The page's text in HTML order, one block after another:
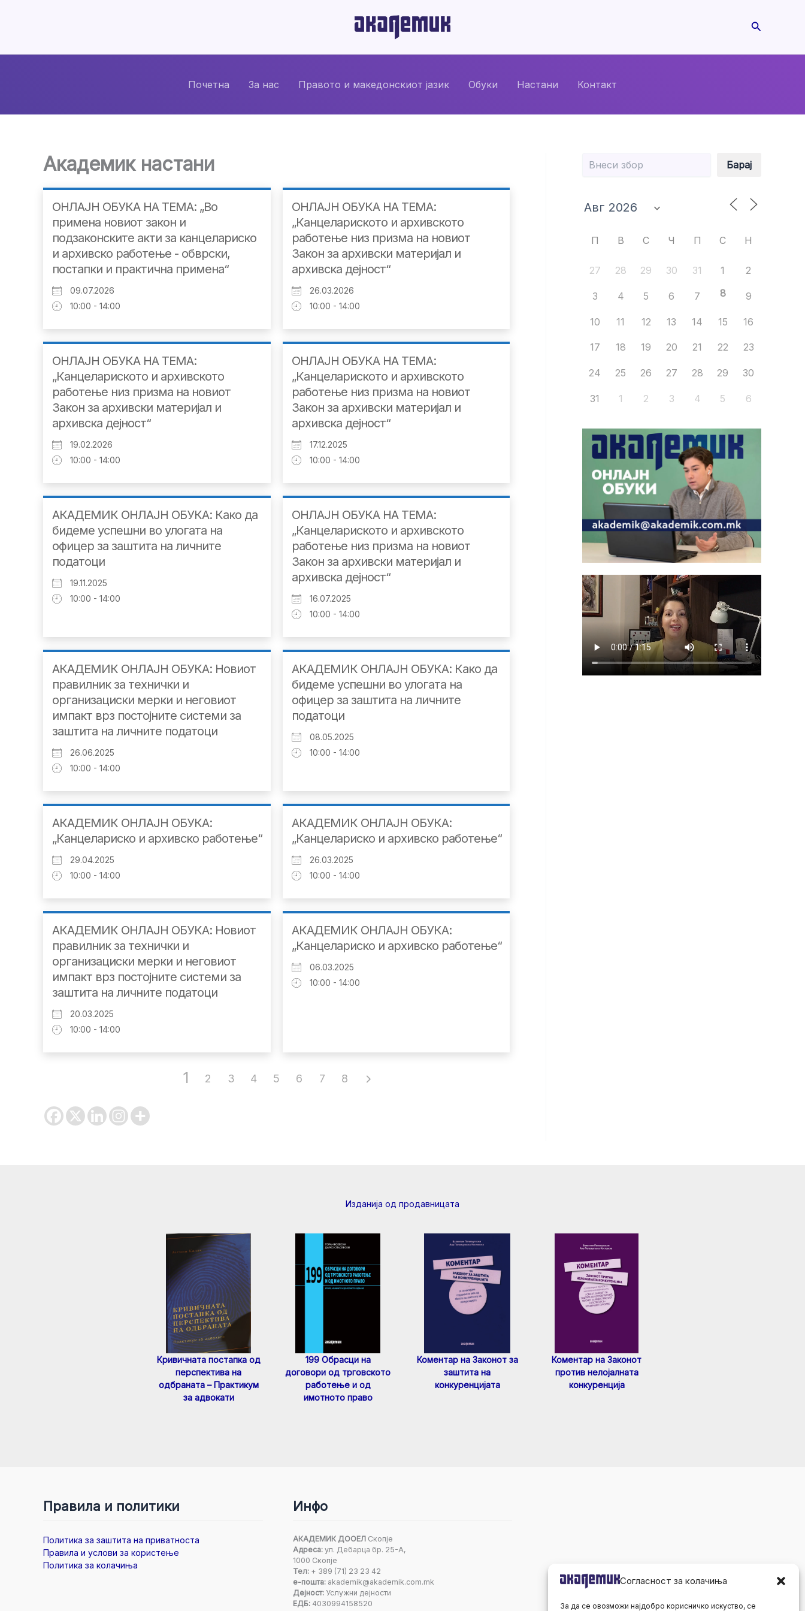
Согласност за колачиња
За да се овозможи најдобро корисничко искуство, се
Search
Почетна За нас Правото и македонскиот јазик Обуки Настани Контакт
Академик настани
ОНЛАЈН ОБУКА НА ТЕМА: „Во
примена новиот закон и
подзаконските акти за канцелариско
и архивско работење - обврски,
постапки и практична примена“
09.07.2026
10:00 - 14:00
ОНЛАЈН ОБУКА НА ТЕМА:
„Канцелариското и архивското
работење низ призма на новиот
Закон за архивски материјал и
архивска дејност“
26.03.2026
10:00 - 14:00
ОНЛАЈН ОБУКА НА ТЕМА:
„Канцелариското и архивското
работење низ призма на новиот
Закон за архивски материјал и
архивска дејност“
19.02.2026
10:00 - 14:00
ОНЛАЈН ОБУКА НА ТЕМА:
„Канцелариското и архивското
работење низ призма на новиот
Закон за архивски материјал и
архивска дејност“
17.12.2025
10:00 - 14:00
АКАДЕМИК ОНЛАЈН ОБУКА: Како да
бидеме успешни во улогата на
офицер за заштита на личните
податоци
19.11.2025
10:00 - 14:00
ОНЛАЈН ОБУКА НА ТЕМА:
„Канцелариското и архивското
работење низ призма на новиот
Закон за архивски материјал и
архивска дејност“
16.07.2025
10:00 - 14:00
АКАДЕМИК ОНЛАЈН ОБУКА: Новиот
правилник за технички и
организациски мерки и неговиот
импакт врз постојните системи за
заштита на личните податоци
26.06.2025
10:00 - 14:00
АКАДЕМИК ОНЛАЈН ОБУКА: Како да
бидеме успешни во улогата на
офицер за заштита на личните
податоци
08.05.2025
10:00 - 14:00
АКАДЕМИК ОНЛАЈН ОБУКА:
„Канцелариско и архивско работење“
29.04.2025
10:00 - 14:00
АКАДЕМИК ОНЛАЈН ОБУКА:
„Канцелариско и архивско работење“
26.03.2025
10:00 - 14:00
АКАДЕМИК ОНЛАЈН ОБУКА: Новиот
правилник за технички и
организациски мерки и неговиот
импакт врз постојните системи за
заштита на личните податоци
20.03.2025
10:00 - 14:00
АКАДЕМИК ОНЛАЈН ОБУКА:
„Канцелариско и архивско работење“
06.03.2025
10:00 - 14:00
1 2 3 4 5 6 7 8
Барај
П В С Ч П С Н
27 28 29 30 31 1 2
3 4 5 6 7 8 9
10 11 12 13 14 15 16
17 18 19 20 21 22 23
24 25 26 27 28 29 30
31 1 2 3 4 5 6
Изданија од продавницата
Кривичната постапка од
перспектива на
одбраната – Практикум
за адвокати
199 Обрасци на
договори од трговското
работење и од
имотното право
Коментар на Законот за
заштита на
конкуренцијата
Коментар на Законот
против нелојалната
конкуренција
Правила и политики
Политика за заштита на приватноста
Правила и услови за користење
Политика за колачиња
Инфо
АКАДЕМИК ДООЕЛСкопје
Адреса:ул. Дебарца бр. 25-А,
1000 Скопје
Тел:+ 389 (71) 23 23 42
е-пошта:akademik@akademik.com.mk
Дејност:Услужни дејности
ЕДБ:4030994158520